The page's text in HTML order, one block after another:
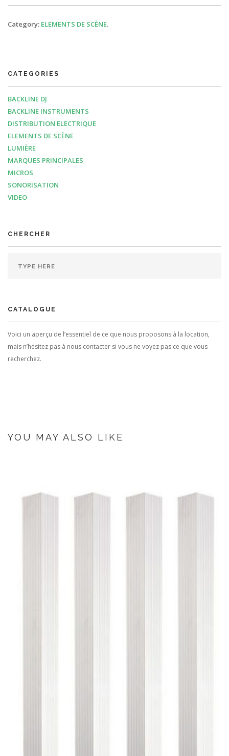
Category: ELEMENTS DE SCÈNE.
CATEGORIES
BACKLINE DJ
BACKLINE INSTRUMENTS
DISTRIBUTION ELECTRIQUE
ELEMENTS DE SCÈNE
LUMIÈRE
MARQUES PRINCIPALES
MICROS
SONORISATION
VIDEO
CHERCHER
CATALOGUE
Voici un aperçu de l’essentiel de ce que nous proposons à la location,
mais n’hésitez pas à nous contacter si vous ne voyez pas ce que vous
recherchez.
YOU MAY ALSO LIKE